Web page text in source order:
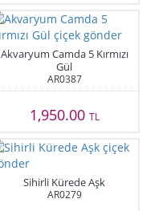
Akvaryum Camda 5 Kırmızı
Gül
AR0387
1,950.00 TL
Sihirli Kürede Aşk
AR0279